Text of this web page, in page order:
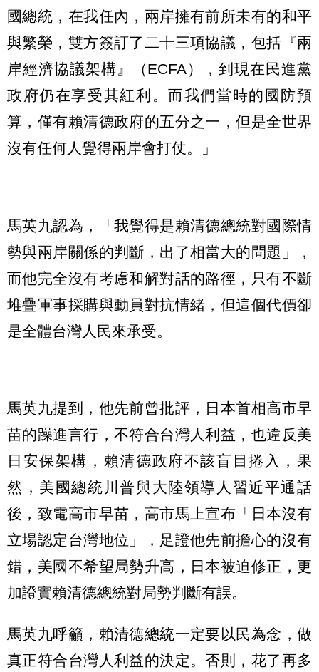
國總統，在我任內，兩岸擁有前所未有的和平
與繁榮，雙方簽訂了二十三項協議，包括『兩
岸經濟協議架構』（ECFA），到現在民進黨
政府仍在享受其紅利。而我們當時的國防預
算，僅有賴清德政府的五分之一，但是全世界
沒有任何人覺得兩岸會打仗。」
馬英九認為，「我覺得是賴清德總統對國際情
勢與兩岸關係的判斷，出了相當大的問題」，
而他完全沒有考慮和解對話的路徑，只有不斷
堆疊軍事採購與動員對抗情緒，但這個代價卻
是全體台灣人民來承受。
馬英九提到，他先前曾批評，日本首相高市早
苗的躁進言行，不符合台灣人利益，也違反美
日安保架構，賴清德政府不該盲目捲入，果
然，美國總統川普與大陸領導人習近平通話
後，致電高市早苗，高市馬上宣布「日本沒有
立場認定台灣地位」，足證他先前擔心的沒有
錯，美國不希望局勢升高，日本被迫修正，更
加證實賴清德總統對局勢判斷有誤。
馬英九呼籲，賴清德總統一定要以民為念，做
真正符合台灣人利益的決定。否則，花了再多